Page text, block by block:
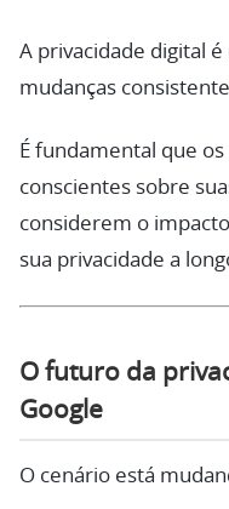
A privacidade digital
mudanças
É fundamental que
conscientes sobre
considerem o
sua privacidade a
O futuro da
Google
O cenário está